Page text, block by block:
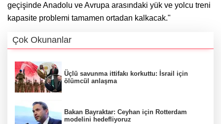
geçişinde Anadolu ve Avrupa arasındaki yük ve yolcu treni
kapasite problemi tamamen ortadan kalkacak."
Çok Okunanlar
Üçlü savunma ittifakı korkuttu: İsrail için
ölümcül anlaşma
Bakan Bayraktar: Ceyhan için Rotterdam
modelini hedefliyoruz